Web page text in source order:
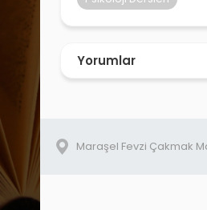
Yorumlar
Maraşel Fevzi Çakmak